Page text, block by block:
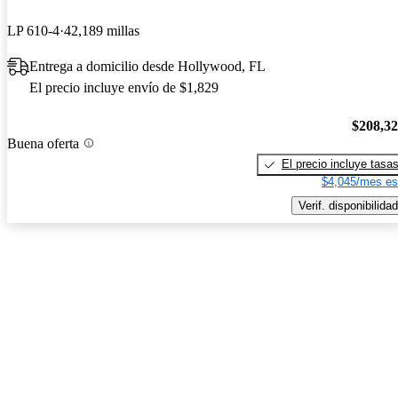
LP 610-4 42,189 millas
Entrega a domicilio desde Hollywood, FL
El precio incluye envío de $1,829
Buena oferta
El precio incluye tasas
$4,045/mes
Verif. disponibilidad